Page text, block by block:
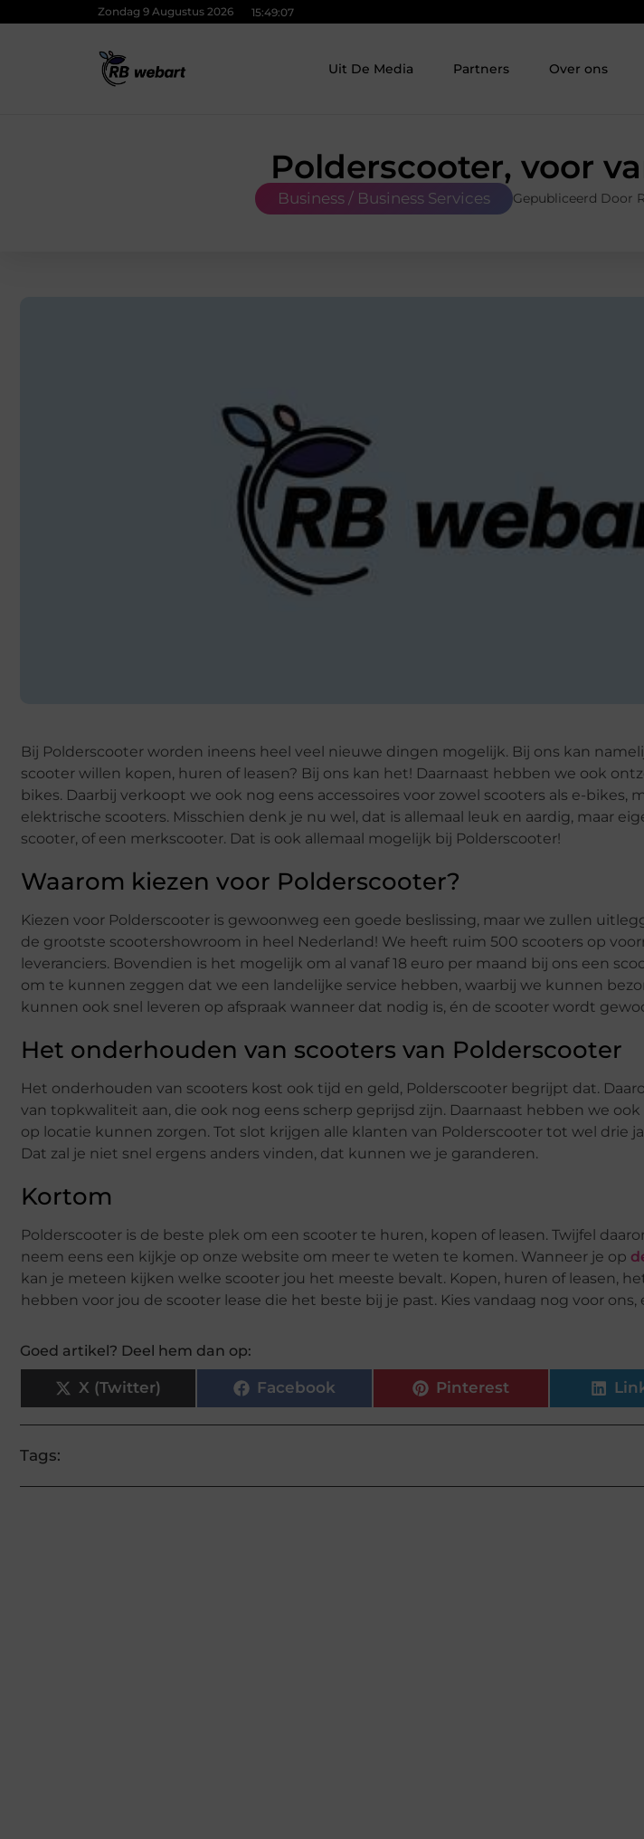
Zondag 9 Augustus 2026 15:49:08
Uit De Media Partners Over ons
Polderscooter, voor
Business / Business Services Gepubliceerd Door
Bij Polderscooter worden ineens heel veel nieuwe dingen mogelijk. Bij ons kan
scooter willen kopen, huren of leasen? Bij ons kan het! Daarnaast hebben we ook
bikes. Daarbij verkoopt we ook nog eens accessoires voor zowel scooters als e-
elektrische scooters. Misschien denk je nu wel, dat is allemaal leuk en aardig, maar
scooter, of een merkscooter. Dat is ook allemaal mogelijk bij Polderscooter!
Waarom kiezen voor Polderscooter?
Kiezen voor Polderscooter is gewoonweg een goede beslissing, maar we zullen
de grootste scootershowroom in heel Nederland! We heeft ruim 500 scooters op
leveranciers. Bovendien is het mogelijk om al vanaf 18 euro per maand bij ons een
om te kunnen zeggen dat we een landelijke service hebben, waarbij we kunnen
kunnen ook snel leveren op afspraak wanneer dat nodig is, én de scooter wordt
Het onderhouden van scooters van Polderscooter
Het onderhouden van scooters kost ook tijd en geld, Polderscooter begrijpt dat.
van topkwaliteit aan, die ook nog eens scherp geprijsd zijn. Daarnaast hebben we
op locatie kunnen zorgen. Tot slot krijgen alle klanten van Polderscooter tot wel drie
Dat zal je niet snel ergens anders vinden, dat kunnen we je garanderen.
Kortom
Polderscooter is de beste plek om een scooter te huren, kopen of leasen. Twijfel
neem eens een kijkje op onze website om meer te weten te komen. Wanneer je op
kan je meteen kijken welke scooter jou het meeste bevalt. Kopen, huren of leasen,
hebben voor jou de scooter lease die het beste bij je past. Kies vandaag nog voor ons,
Goed artikel? Deel hem dan op:
X (Twitter) Facebook Pinterest
Tags: